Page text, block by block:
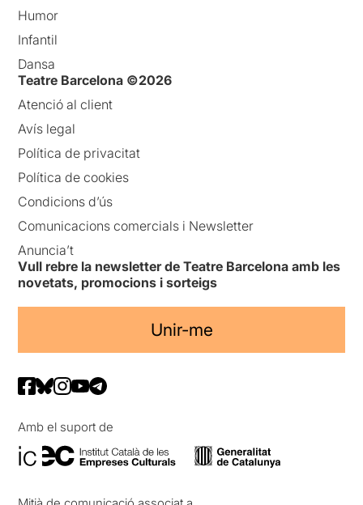
Humor
Infantil
Dansa
Teatre Barcelona ©2026
Atenció al client
Avís legal
Política de privacitat
Política de cookies
Condicions d’ús
Comunicacions comercials i Newsletter
Anuncia’t
Vull rebre la newsletter de Teatre Barcelona amb les
novetats, promocions i sorteigs
Unir-me
Amb el suport de